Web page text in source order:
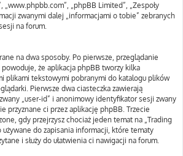
„www.phpbb.com”, „phpBB Limited”, „Zespoły
zwanymi dalej „informacjami o tobie” zebranych
na forum.
na dwa sposoby. Po pierwsze, przeglądanie
powoduje, że aplikacja phpBB tworzy kilka
plikami tekstowymi pobranymi do katalogu plików
Pierwsze dwa ciasteczka zawierają
„user-id” i anonimowy identyfikator sesji zwany
przyznane ci przez aplikację phpBB. Trzecie
gdy przejrzysz chociaż jeden temat na „Trading
używane do zapisania informacji, które tematy
i służy do ułatwienia ci nawigacji na forum.